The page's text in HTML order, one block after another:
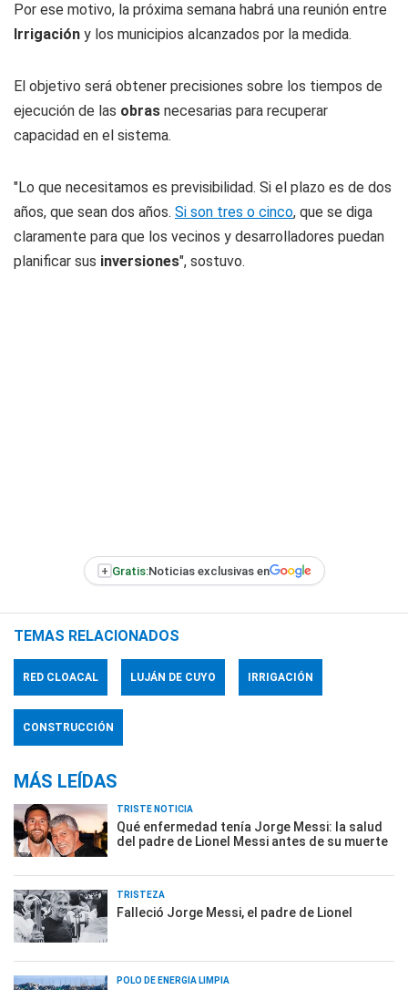
Por ese motivo, la próxima semana habrá una reunión entre
Irrigación y los municipios alcanzados por la medida.
El objetivo será obtener precisiones sobre los tiempos de
ejecución de las obras necesarias para recuperar
capacidad en el sistema.
"Lo que necesitamos es previsibilidad. Si el plazo es de dos
años, que sean dos años. Si son tres o cinco, que se diga
claramente para que los vecinos y desarrolladores puedan
planificar sus inversiones", sostuvo.
+ Gratis:Noticias exclusivas en
TEMAS RELACIONADOS
RED CLOACAL LUJÁN DE CUYO IRRIGACIÓN
CONSTRUCCIÓN
MÁS LEÍDAS
TRISTE NOTICIA
Qué enfermedad tenía Jorge Messi: la salud
del padre de Lionel Messi antes de su muerte
TRISTEZA
Falleció Jorge Messi, el padre de Lionel
POLO DE ENERGÍA LIMPIA